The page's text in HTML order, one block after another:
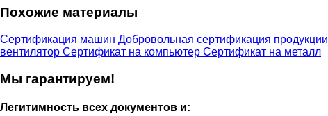
Похожие материалы
Сертификация машин Добровольная сертификация продукции
вентилятор Сертификат на компьютер Сертификат на металл
Мы гарантируем!
Легитимность всех документов и: